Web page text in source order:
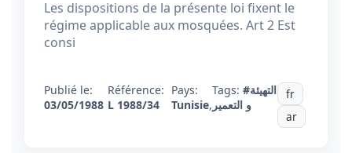
Les dispositions de la présente loi fixent le
régime applicable aux mosquées. Art 2 Est
consi
Publié le:
03/05/1988
Référence:
L 1988/34
Pays:
Tunisie,
Tags: #التهيئة
و التعمير
fr
ar